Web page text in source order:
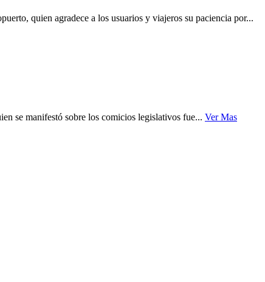
quien agradece a los usuarios y viajeros su paciencia por...
se manifestó sobre los comicios legislativos fue... Ver Mas